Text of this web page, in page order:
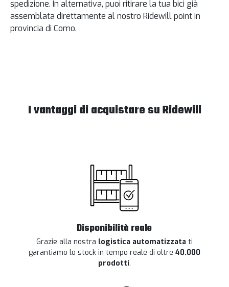
spedizione. In alternativa, puoi ritirare la tua bici già
assemblata direttamente al nostro Ridewill point in
provincia di Como.
I vantaggi di acquistare su Ridewill
Disponibilità reale
Grazie alla nostra logistica automatizzata ti
garantiamo lo stock in tempo reale di oltre 40.000
prodotti.